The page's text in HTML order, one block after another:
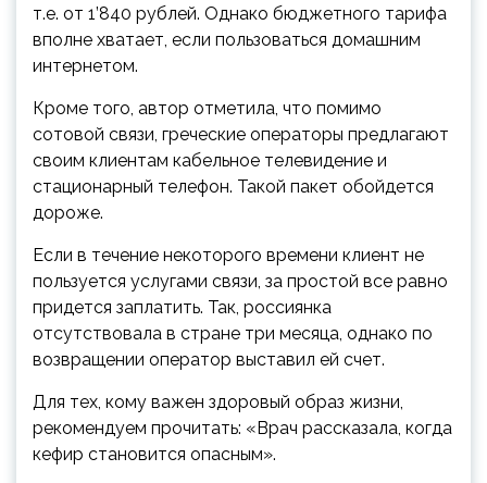
т.е. от 1’840 рублей. Однако бюджетного тарифа
вполне хватает, если пользоваться домашним
интернетом.
Кроме того, автор отметила, что помимо
сотовой связи, греческие операторы предлагают
своим клиентам кабельное телевидение и
стационарный телефон. Такой пакет обойдется
дороже.
Если в течение некоторого времени клиент не
пользуется услугами связи, за простой все равно
придется заплатить. Так, россиянка
отсутствовала в стране три месяца, однако по
возвращении оператор выставил ей счет.
Для тех, кому важен здоровый образ жизни,
рекомендуем прочитать: «Врач рассказала, когда
кефир становится опасным».